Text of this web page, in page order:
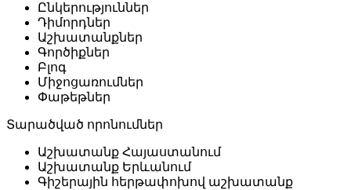
Ընկերություններ
Դիմորդներ
Աշխատանքներ
Գործիքներ
Բլոգ
Միջոցառումներ
Փաթեթներ
Տարածված որոնումներ
Աշխատանք Հայաստանում
Աշխատանք Երևանում
Գիշերային հերթափոխով աշխատանք